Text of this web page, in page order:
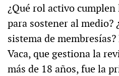
¿Qué rol activo
para sostener al medio?
sistema de
Vaca, que gestiona la
más de 18 años, fue la